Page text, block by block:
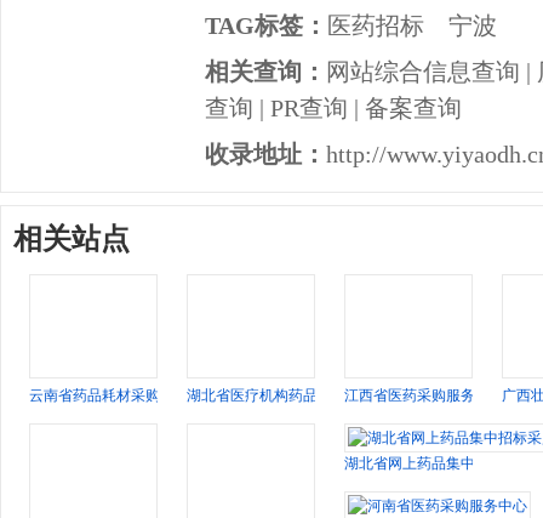
TAG标签： 医药招标
宁波
相关查询： 网站综合信息查询 |
查询 | PR查询 | 备案查询
收录地址： http://
相关站点
云南省药品耗材采购交易监管平台湖北省医疗机构药品网上集中招标采购平台
江西省医药采购服务中心广西
湖北省网上药品集中招标采购